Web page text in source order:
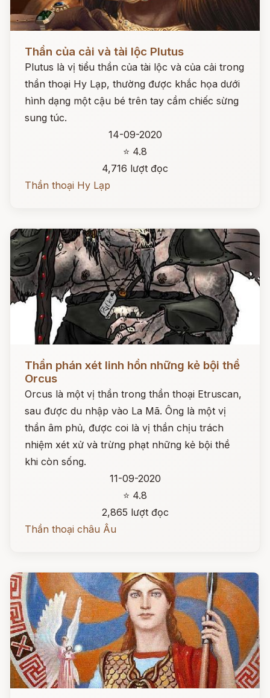
Đọc ngay
Thần của cải và tài lộc Plutus
Plutus là vị tiểu thần của tài lộc và của cải trong
thần thoại Hy Lạp, thường được khắc họa dưới
hình dạng một cậu bé trên tay cầm chiếc sừng
sung túc.
14-09-2020
⭐ 4.8
4,716 lượt đọc
Thần thoại Hy Lạp
Đọc ngay
Thần phán xét linh hồn những kẻ bội thề
Orcus
Orcus là một vị thần trong thần thoại Etruscan,
sau được du nhập vào La Mã. Ông là một vị
thần âm phủ, được coi là vị thần chịu trách
nhiệm xét xử và trừng phạt những kẻ bội thề
khi còn sống.
11-09-2020
⭐ 4.8
2,865 lượt đọc
Thần thoại châu Âu